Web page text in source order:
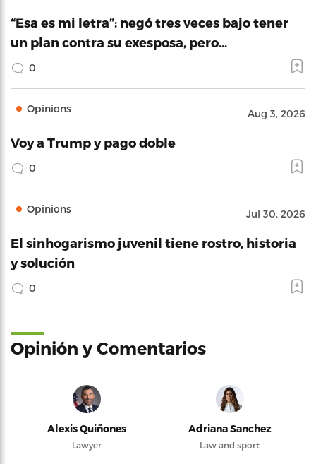
“Esa es mi letra”: negó tres veces bajo tener
un plan contra su exesposa, pero…
0
Opinions Aug 3, 2026
Voy a Trump y pago doble
0
Opinions Jul 30, 2026
El sinhogarismo juvenil tiene rostro, historia
y solución
0
Opinión y Comentarios
Alexis Quiñones
Lawyer
Adriana Sanchez
Law and sport